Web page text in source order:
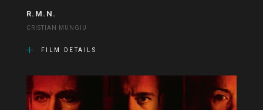
R.M.N.
CRISTIAN MUNGIU
FILM DETAILS